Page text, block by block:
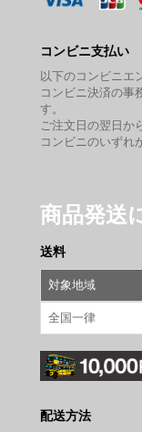
コンビニ支払い
以下のコンビニエ
コンビニ決済の事
す。
ご注文日の翌日か
コンビニのいずれ
商品発送
送料
対象地域
全国一律
配送方法